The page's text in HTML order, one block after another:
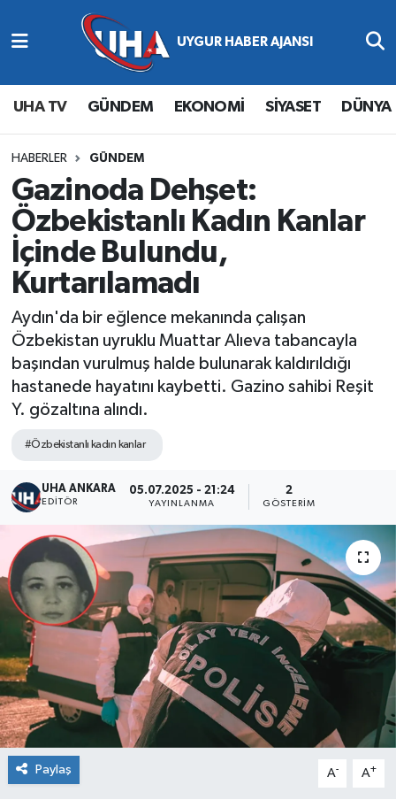
UHA TV GÜNDEM EKONOMİ SİYASET DÜNYA
HABERLER GÜNDEM
Gazinoda Dehşet:
Özbekistanlı Kadın Kanlar
İçinde Bulundu,
Kurtarılamadı
Aydın'da bir eğlence mekanında çalışan
Özbekistan uyruklu Muattar Alıeva tabancayla
başından vurulmuş halde bulunarak kaldırıldığı
hastanede hayatını kaybetti. Gazino sahibi Reşit
Y. gözaltına alındı.
#Özbekistanlı kadın kanlar
UHA ANKARA
EDITÖR
05.07.2025 - 21:24
YAYINLANMA
2
GÖSTERIM
Paylaş A- A+
Abone Ol
Gündem
Ekonomi
Magazin
Siyaset
Spor
Yaşam
Nöbetçi Eczaneler
Hava Durumu
Namaz Vakitleri
Trafik Durumu
Süper Lig Puan Durumu ve Fikstür
Tüm Manşetler
Son Dakika Haberleri
Haber Arşivi